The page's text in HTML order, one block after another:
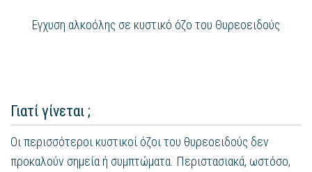
Εγχυση αλκοόλης σε κυστικό όζο του Θυρεοειδούς
Γιατί γίνεται ;
Οι περισσότεροι κυστικοί όζοι του θυρεοειδούς δεν
προκαλούν σημεία ή συμπτώματα. Περιστασιακά, ωστόσο,